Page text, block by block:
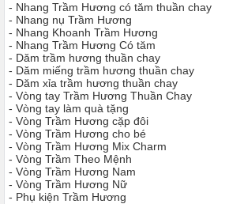
- Nhang Trầm Hương có tăm thuần chay
- Nhang nụ Trầm Hương
- Nhang Khoanh Trầm Hương
- Nhang Trầm Hương Có tăm
- Dăm trầm hương thuần chay
- Dăm miếng trầm hương thuần chay
- Dăm xỉa trầm hương thuần chay
- Vòng tay Trầm Hương Thuần Chay
- Vòng tay làm quà tặng
- Vòng Trầm Hương cặp đôi
- Vòng Trầm Hương cho bé
- Vòng Trầm Hương Mix Charm
- Vòng Trầm Theo Mệnh
- Vòng Trầm Hương Nam
- Vòng Trầm Hương Nữ
- Phụ kiện Trầm Hương